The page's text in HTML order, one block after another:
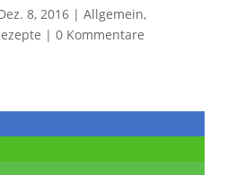
8, 2016| Allgemein,
| 0 Kommentare